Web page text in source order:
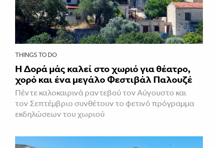
THINGS TO DO
Η Δορά μάς καλεί στο χωριό για θέατρο,
χορό και ένα μεγάλο Φεστιβάλ Παλουζέ
Πέντε καλοκαιρινά ραντεβού τον Αύγουστο και
τον Σεπτέμβριο συνθέτουν το φετινό πρόγραμμα
εκδηλώσεων του χωριού